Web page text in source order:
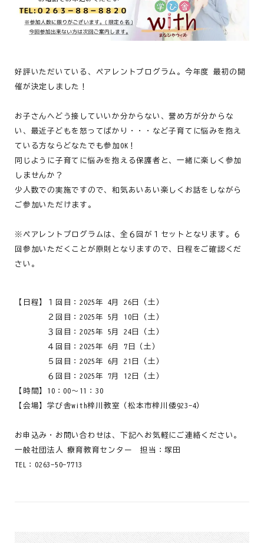
好評いただいている、ペアレントプログラム。今年度 最初の開
催が決定しました！
お子さんへどう接していいか分からない、誉め方が分からな
い、最近子どもを怒ってばかり・・・など子育てに悩みを抱え
ている方ならどなたでも参加OK！
同じように子育てに悩みを抱える保護者と、一緒に楽しく参加
しませんか？
少人数での実施ですので、和気あいあい楽しくお話をしながら
ご参加いただけます。
※ペアレントプログラムは、全６回が１セットとなります。６
回参加いただくことが原則となりますので、日程をご確認くだ
さい。
【日程】１回目：2025年 4月 26日（土）
２回目：2025年 5月 10日（土）
３回目：2025年 5月 24日（土）
４回目：2025年 6月 7日（土）
５回目：2025年 6月 21日（土）
６回目：2025年 7月 12日（土）
【時間】10：00～11：30
【会場】学び舎with梓川教室（松本市梓川倭923-4）
お申込み・お問い合わせは、下記へお気軽にご連絡ください。
一般社団法人 療育教育センター 担当：塚田
TEL：0263-50-7713